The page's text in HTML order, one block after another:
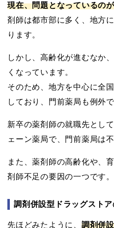
現在、問題となっているの
剤師は都市部に多く、地方
ります。
しかし、高齢化が進むなか
くなっています。
そのため、地方を中心に全
しており、門前薬局も例外
新卒の薬剤師の就職先とし
ェーン薬局で、門前薬局は
また、薬剤師の高齢化や、
剤師不足の要因の一つです。
調剤併設型ドラッグスト
先ほどみたように、 調剤併